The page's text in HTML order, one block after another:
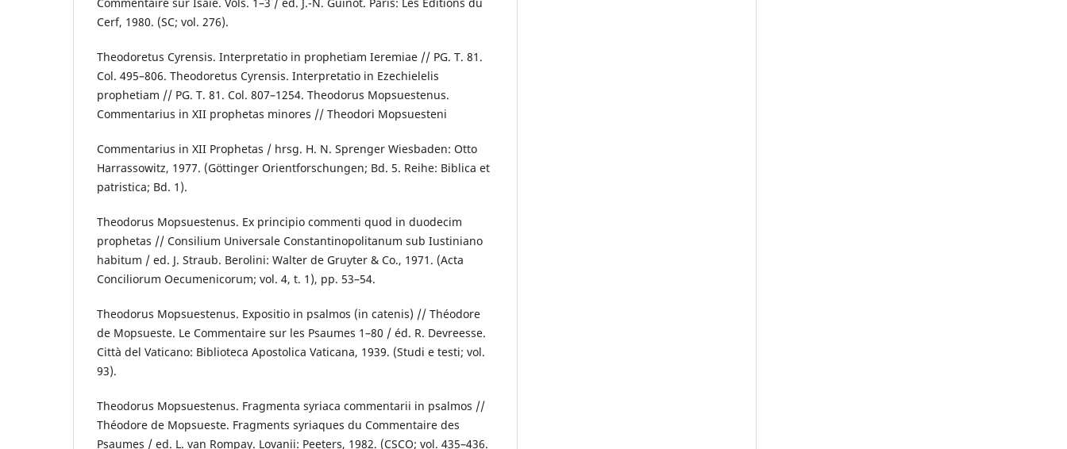
Cerf, 1980. (SC; vol. 276).
Theodoretus Cyrensis. Interpretatio in prophetiam Ieremiae // PG. T. 81.
Col. 495–806. Theodoretus Cyrensis. Interpretatio in Ezechielelis
prophetiam // PG. T. 81. Col. 807–1254. Theodorus Mopsuestenus.
Commentarius in XII prophetas minores // Theodori Mopsuesteni
Commentarius in XII Prophetas / hrsg. H. N. Sprenger Wiesbaden: Otto
Harrassowitz, 1977. (Göttinger Orientforschungen; Bd. 5. Reihe: Biblica et
patristica; Bd. 1).
Theodorus Mopsuestenus. Ex principio commenti quod in duodecim
prophetas // Consilium Universale Constantinopolitanum sub Iustiniano
habitum / ed. J. Straub. Berolini: Walter de Gruyter & Co., 1971. (Acta
Conciliorum Oecumenicorum; vol. 4, t. 1), pp. 53–54.
Theodorus Mopsuestenus. Expositio in psalmos (in catenis) // Théodore
de Mopsueste. Le Commentaire sur les Psaumes 1–80 / éd. R. Devreesse.
Città del Vaticano: Biblioteca Apostolica Vaticana, 1939. (Studi e testi; vol.
93).
Theodorus Mopsuestenus. Fragmenta syriaca commentarii in psalmos //
Théodore de Mopsueste. Fragments syriaques du Commentaire des
Psaumes / ed. L. van Rompay. Lovanii: Peeters, 1982. (CSCO; vol. 435–436.